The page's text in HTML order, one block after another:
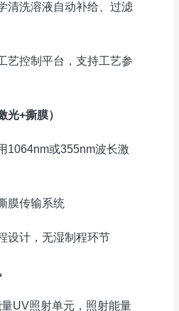
清洗溶液自动补给、过滤
艺控制平台，支持工艺参
光+撕膜）
1064nm或355nm波长激
膜传输系统
设计，无湿制程环节
UV照射单元，照射能量